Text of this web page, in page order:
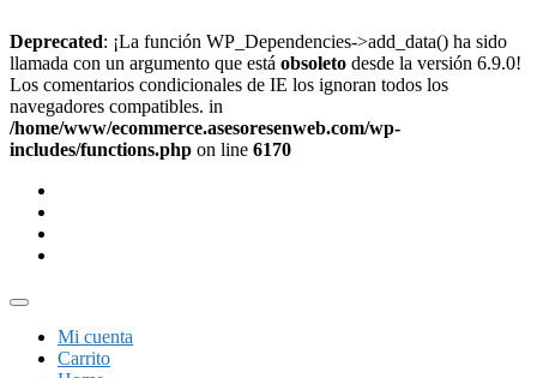
Deprecated: ¡La función WP_Dependencies->add_data() ha sido
llamada con un argumento que está obsoleto desde la versión 6.9.0!
Los comentarios condicionales de IE los ignoran todos los
navegadores compatibles. in
/home/www/ecommerce.asesoresenweb.com/wp-
includes/functions.php on line 6170
Saltar
contenido
Menú
barra
Mi cuenta
Carrito